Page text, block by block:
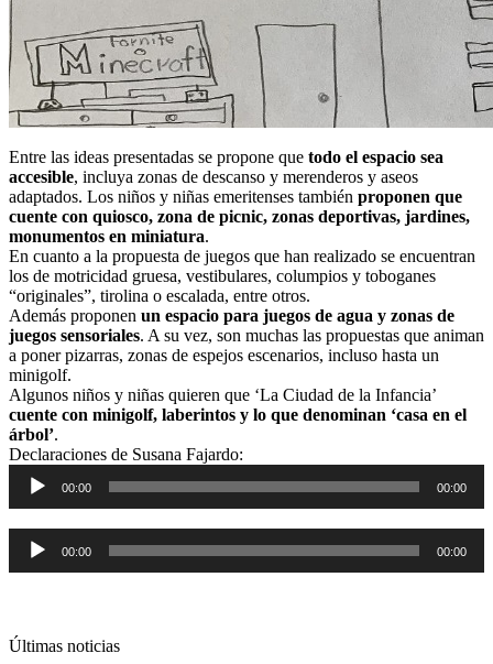
Entre las ideas presentadas se propone que todo el espacio sea
accesible, incluya zonas de descanso y merenderos y aseos
adaptados. Los niños y niñas emeritenses también proponen que
cuente con quiosco, zona de picnic, zonas deportivas, jardines,
monumentos en miniatura.
En cuanto a la propuesta de juegos que han realizado se encuentran
los de motricidad gruesa, vestibulares, columpios y toboganes
“originales”, tirolina o escalada, entre otros.
Además proponen un espacio para juegos de agua y zonas de
juegos sensoriales. A su vez, son muchas las propuestas que animan
a poner pizarras, zonas de espejos escenarios, incluso hasta un
minigolf.
Algunos niños y niñas quieren que ‘La Ciudad de la Infancia’
cuente con minigolf, laberintos y lo que denominan ‘casa en el
árbol’.
Declaraciones de Susana Fajardo:
Reproductor
audio
00:00 00:00
Reproductor
audio
00:00 00:00
Últimas noticias